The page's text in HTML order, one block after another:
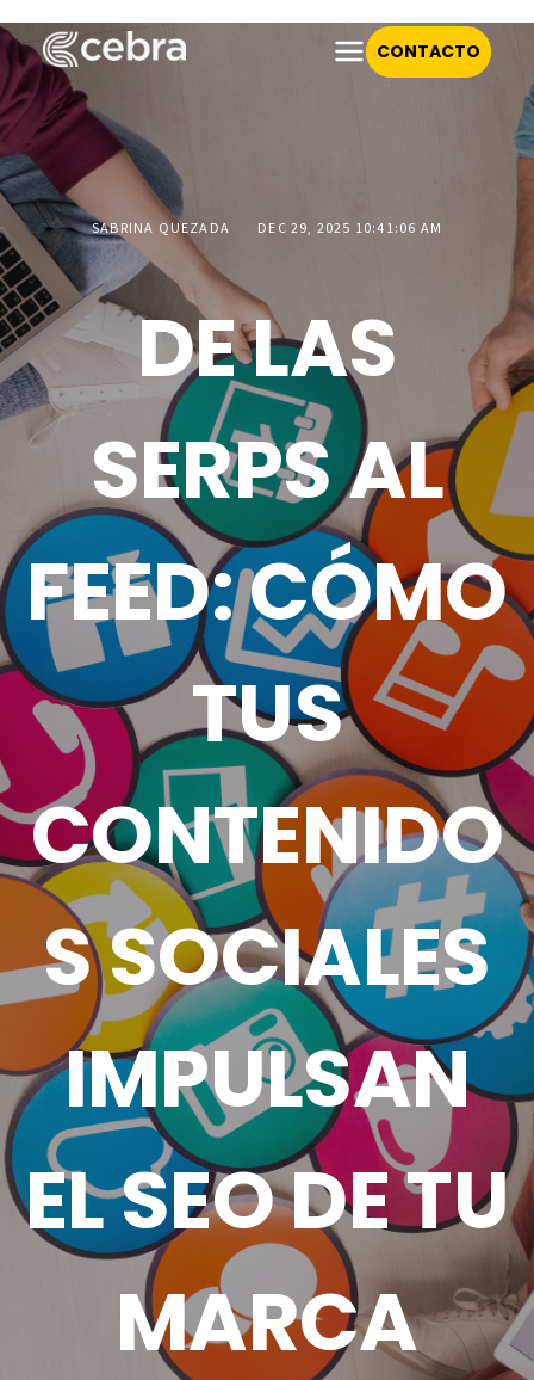
CONTACTO
SABRINA QUEZADA DEC 29, 2025 10:41:06 AM
DE LAS
SERPS AL
FEED: CÓMO
TUS
CONTENIDO
S SOCIALES
IMPULSAN
EL SEO DE TU
MARCA